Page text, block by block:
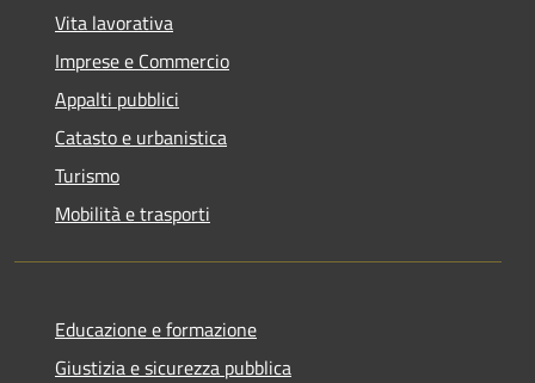
Vita lavorativa
Imprese e Commercio
Appalti pubblici
Catasto e urbanistica
Turismo
Mobilità e trasporti
Educazione e formazione
Giustizia e sicurezza pubblica